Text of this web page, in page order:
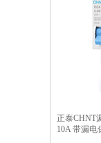
正泰CHNT
10A 带漏电